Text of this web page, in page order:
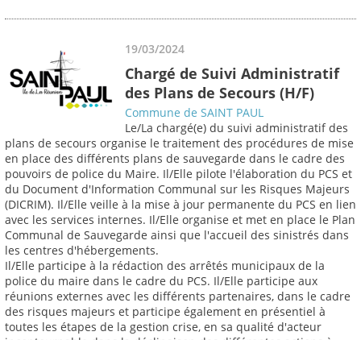
19/03/2024
Chargé de Suivi Administratif
des Plans de Secours (H/F)
Commune de SAINT PAUL
Le/La chargé(e) du suivi administratif des
plans de secours organise le traitement des procédures de mise
en place des différents plans de sauvegarde dans le cadre des
pouvoirs de police du Maire. Il/Elle pilote l'élaboration du PCS et
du Document d'Information Communal sur les Risques Majeurs
(DICRIM). Il/Elle veille à la mise à jour permanente du PCS en lien
avec les services internes. Il/Elle organise et met en place le Plan
Communal de Sauvegarde ainsi que l'accueil des sinistrés dans
les centres d'hébergements.
Il/Elle participe à la rédaction des arrêtés municipaux de la
police du maire dans le cadre du PCS. Il/Elle participe aux
réunions externes avec les différents partenaires, dans le cadre
des risques majeurs et participe également en présentiel à
toutes les étapes de la gestion crise, en sa qualité d'acteur